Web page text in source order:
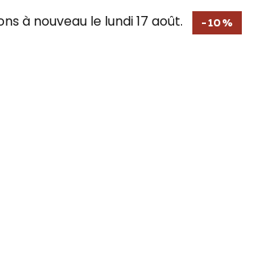
à nouveau le lundi 17 août.
- 10 %